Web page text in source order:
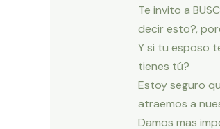
Te invito a
decir esto?,
Y si tu esposo
tienes tú?
Estoy seguro
atraemos a
Damos mas